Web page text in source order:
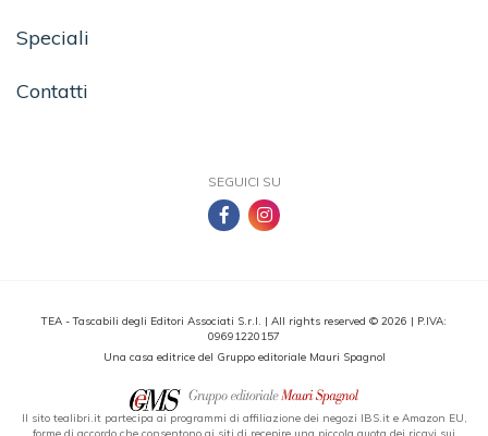
Speciali
Contatti
SEGUICI SU
TEA - Tascabili degli Editori Associati S.r.l. | All rights reserved © 2026 | P.IVA:
09691220157
Una casa editrice del Gruppo editoriale Mauri Spagnol
Il sito tealibri.it partecipa ai programmi di affiliazione dei negozi IBS.it e Amazon EU,
forme di accordo che consentono ai siti di recepire una piccola quota dei ricavi sui